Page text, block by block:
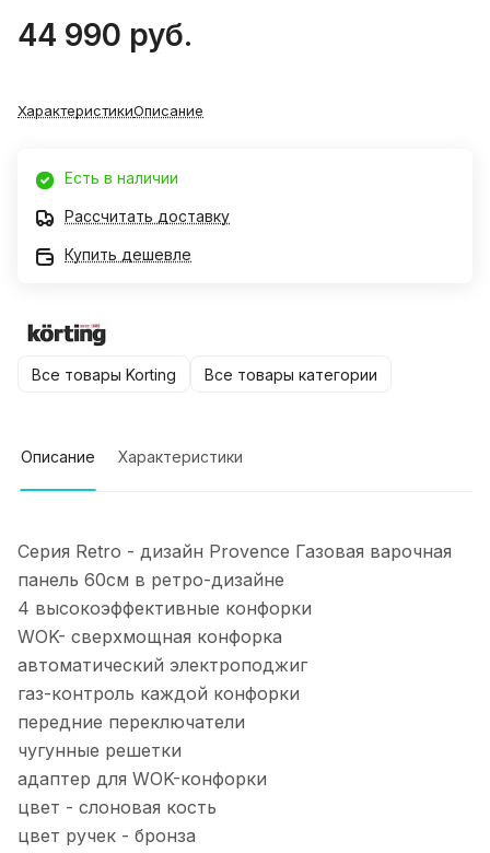
44 990 руб.
ХарактеристикиОписание
Есть в наличии
Рассчитать доставку
Купить дешевле
Все товары Korting Все товары категории
Описание Характеристики
Серия Retro - дизайн Provence Газовая варочная
панель 60см в ретро-дизайне
4 высокоэффективные конфорки
WOK- сверхмощная конфорка
автоматический электроподжиг
газ-контроль каждой конфорки
передние переключатели
чугунные решетки
адаптер для WOK-конфорки
цвет - слоновая кость
цвет ручек - бронза